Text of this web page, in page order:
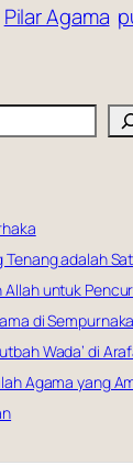
Pilar Agama
Tenang adalah
untuk
di
Wada’ di
Agama yang